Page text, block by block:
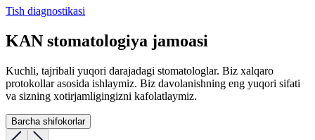
Tish diagnostikasi
KAN stomatologiya jamoasi
Kuchli, tajribali yuqori darajadagi stomatologlar. Biz xalqaro
protokollar asosida ishlaymiz. Biz davolanishning eng yuqori sifati
va sizning xotirjamligingizni kafolatlaymiz.
Barcha shifokorlar